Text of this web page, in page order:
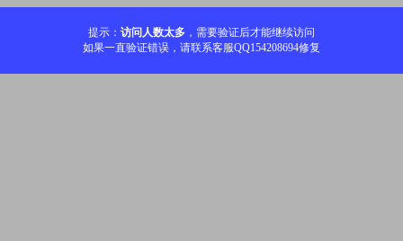
提示： 访问人数太多 ，需要验证后才能继续访问
如果一直验证错误，请联系客服QQ154208694修复